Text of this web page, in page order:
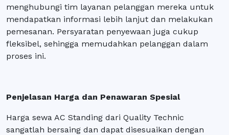
menghubungi tim layanan pelanggan mereka untuk
mendapatkan informasi lebih lanjut dan melakukan
pemesanan. Persyaratan penyewaan juga cukup
fleksibel, sehingga memudahkan pelanggan dalam
proses ini.
Penjelasan Harga dan Penawaran Spesial
Harga sewa AC Standing dari Quality Technic
sangatlah bersaing dan dapat disesuaikan dengan